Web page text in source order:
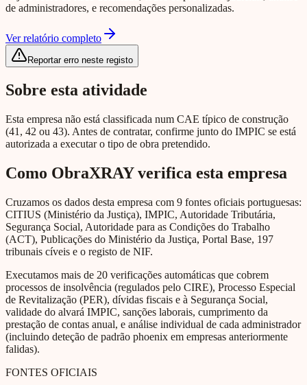
de administradores, e recomendações personalizadas.
Ver relatório completo
Reportar erro neste registo
Sobre esta atividade
Esta empresa não está classificada num CAE típico de construção
(41, 42 ou 43). Antes de contratar, confirme junto do IMPIC se está
autorizada a executar o tipo de obra pretendido.
Como ObraXRAY verifica esta empresa
Cruzamos os dados desta empresa com 9 fontes oficiais portuguesas:
CITIUS (Ministério da Justiça), IMPIC, Autoridade Tributária,
Segurança Social, Autoridade para as Condições do Trabalho
(ACT), Publicações do Ministério da Justiça, Portal Base, 197
tribunais cíveis e o registo de NIF.
Executamos mais de 20 verificações automáticas que cobrem
processos de insolvência (regulados pelo CIRE), Processo Especial
de Revitalização (PER), dívidas fiscais e à Segurança Social,
validade do alvará IMPIC, sanções laborais, cumprimento da
prestação de contas anual, e análise individual de cada administrador
(incluindo deteção de padrão phoenix em empresas anteriormente
falidas).
FONTES OFICIAIS